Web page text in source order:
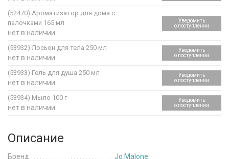
(52470) Ароматизатор для дома с
палочками 165 мл
нет в наличии
Уведомить
о поступлении
(53932) Лосьон для тела 250 мл
нет в наличии
Уведомить
о поступлении
(53933) Гель для душа 250 мл
нет в наличии
Уведомить
о поступлении
(53934) Мыло 100 г
нет в наличии
Уведомить
о поступлении
Описание
Бренд
Jo Malone